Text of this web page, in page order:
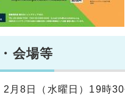
会場等
2月8日（水曜日）19時